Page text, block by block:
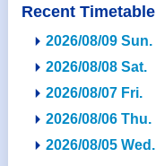
Recent Timetable
2026/08/09 Sun.
2026/08/08 Sat.
2026/08/07 Fri.
2026/08/06 Thu.
2026/08/05 Wed.